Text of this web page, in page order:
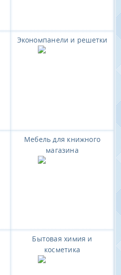
Экономпанели и решетки
Мебель для книжного
магазина
Бытовая химия и
косметика